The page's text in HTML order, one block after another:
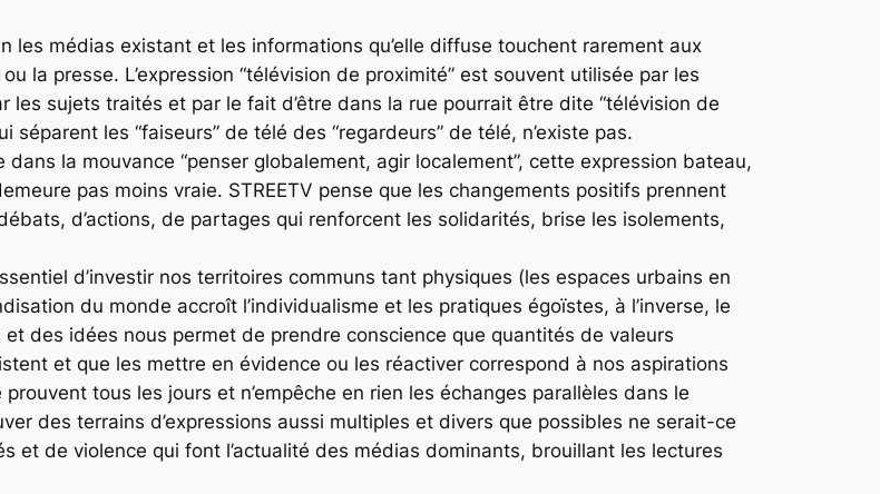
les médias existant et les informations qu’elle diffuse touchent rarement aux
la presse. L’expression “télévision de proximité” est souvent utilisée par les
les sujets traités et par le fait d’être dans la rue pourrait être dite “télévision de
séparent les “faiseurs” de télé des “regardeurs” de télé, n’existe pas.
dans la mouvance “penser globalement, agir localement”, cette expression bateau,
pas moins vraie. STREETV pense que les changements positifs prennent
d’actions, de partages qui renforcent les solidarités, brise les isolements,
d’investir nos territoires communs tant physiques (les espaces urbains en
du monde accroît l’individualisme et les pratiques égoïstes, à l’inverse, le
des idées nous permet de prendre conscience que quantités de valeurs
et que les mettre en évidence ou les réactiver correspond à nos aspirations
tous les jours et n’empêche en rien les échanges parallèles dans le
des terrains d’expressions aussi multiples et divers que possibles ne serait-ce
et de violence qui font l’actualité des médias dominants, brouillant les lectures